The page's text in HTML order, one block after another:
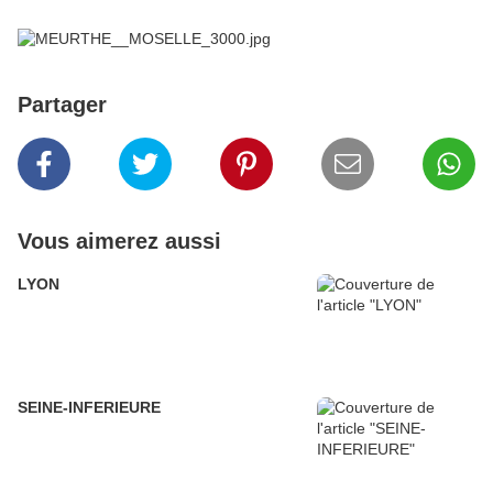
Partager
Vous aimerez aussi
LYON
SEINE-INFERIEURE